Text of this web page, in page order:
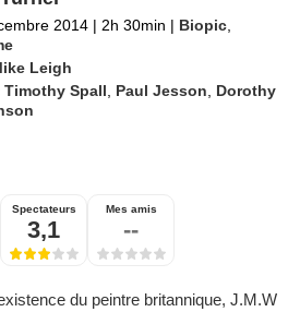
2014 | 2h 30min | Biopic,
Leigh
Timothy Spall, Paul Jesson, Dorothy
Spectateurs
3,1
Mes amis
--
du peintre britannique, J.M.W